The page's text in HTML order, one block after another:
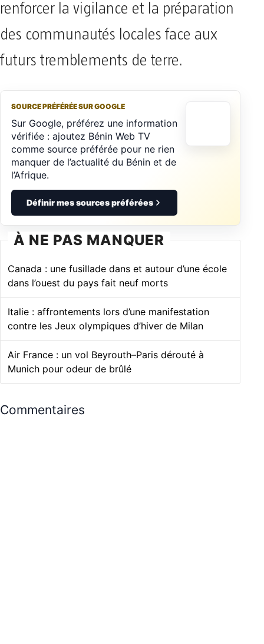
renforcer la vigilance et la préparation
des communautés locales face aux
futurs tremblements de terre.
SOURCE PRÉFÉRÉE SUR GOOGLE
Sur Google, préférez une information
vérifiée : ajoutez Bénin Web TV
comme source préférée pour ne rien
manquer de l’actualité du Bénin et de
l’Afrique.
Définir mes sources préférées
À NE PAS MANQUER
Canada : une fusillade dans et autour d’une école
dans l’ouest du pays fait neuf morts
Italie : affrontements lors d’une manifestation
contre les Jeux olympiques d’hiver de Milan
Air France : un vol Beyrouth–Paris dérouté à
Munich pour odeur de brûlé
Commentaires